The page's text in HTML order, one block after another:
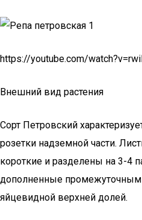
https://youtube.com/
Внешний вид растения
Сорт Петровский
розетки надземной части.
короткие и разделены на 3-4
дополненные
яйцевидной верхней долей.